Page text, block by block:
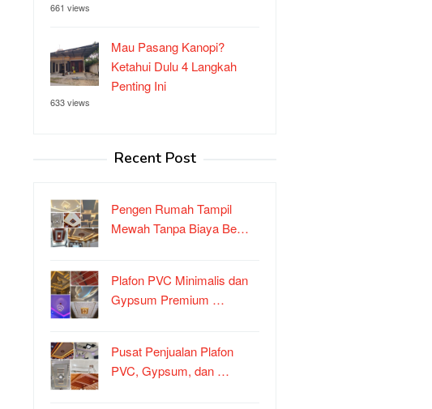
661 views
Mau Pasang Kanopi?
Ketahui Dulu 4 Langkah
Penting Ini
633 views
Recent Post
Pengen Rumah Tampil
Mewah Tanpa Biaya Be…
Plafon PVC Minimalis dan
Gypsum Premium …
Pusat Penjualan Plafon
PVC, Gypsum, dan …